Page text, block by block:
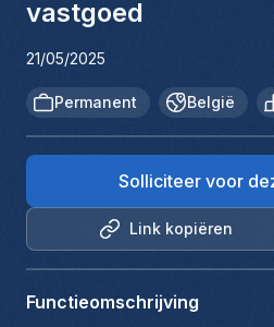
vastgoed
21/05/2025
Permanent België
Link kopiëren
Solliciteer voor
Functieomschrijving